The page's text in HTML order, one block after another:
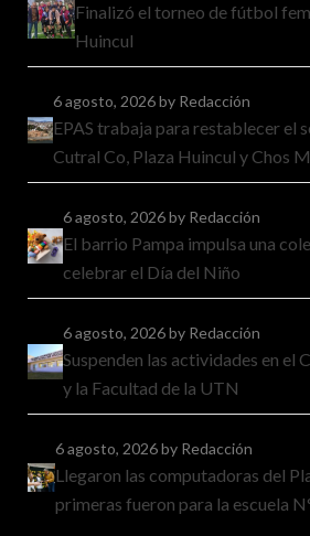
Finalizó el torneo de fútbol
Huincul
6 agosto, 2026by Redacción
EPAS trabaja para restablecer el
Cutral Co, Plaza Huincul y Chos
6 agosto, 2026by Redacción
El barrio Pampa impulsa una
celebrar el Día del Niño
6 agosto, 2026by Redacción
Suspenden las actividades en el
y la Facultad de la UTN
6 agosto, 2026by Redacción
Llegaron las computadoras del
primeras fueron para la escuela